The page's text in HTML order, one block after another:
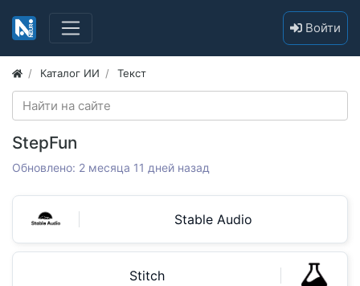
Войти
Каталог ИИ Текст
StepFun
Обновлено: 2 месяца 11 дней назад
Stable Audio
Stitch